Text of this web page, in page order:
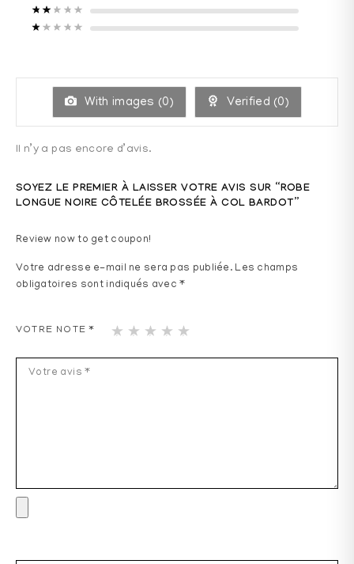
Note2
sur 5
Note1 sur 5
With images (0) Verified (0)
Il n’y a pas encore d’avis.
SOYEZ LE PREMIER À LAISSER VOTRE AVIS SUR “ROBE
LONGUE NOIRE CÔTELÉE BROSSÉE À COL BARDOT”
Review now to get coupon!
Votre adresse e-mail ne sera pas publiée. Les champs
obligatoires sont indiqués avec*
VOTRE NOTE*
1
2
3
4